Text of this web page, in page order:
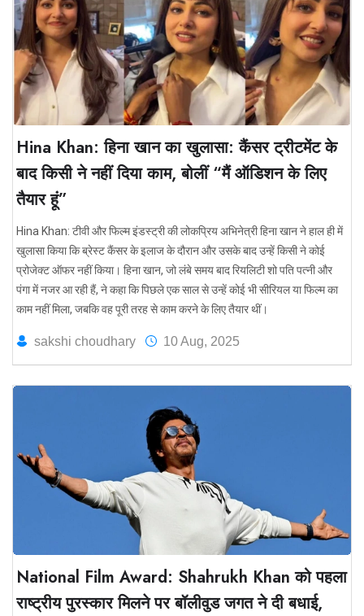
Hina Khan: हिना खान का खुलासा: कैंसर ट्रीटमेंट के
बाद किसी ने नहीं दिया काम, बोलीं “मैं ऑडिशन के लिए
तैयार हूं”
Hina Khan: टीवी और फिल्म इंडस्ट्री की लोकप्रिय अभिनेत्री हिना खान ने हाल ही में
खुलासा किया कि ब्रेस्ट कैंसर के इलाज के दौरान और उसके बाद उन्हें किसी ने कोई
प्रोजेक्ट ऑफर नहीं किया। हिना खान, जो लंबे समय बाद रियलिटी शो पति पत्नी और
पंगा में नजर आ रही हैं, ने कहा कि पिछले एक साल से उन्हें कोई भी सीरियल या फिल्म का
काम नहीं मिला, जबकि वह पूरी तरह से काम करने के लिए तैयार थीं।
sakshi choudhary 10 Aug, 2025
National Film Award: Shahrukh Khan को पहला
राष्ट्रीय पुरस्कार मिलने पर बॉलीवुड जगत ने दी बधाई,